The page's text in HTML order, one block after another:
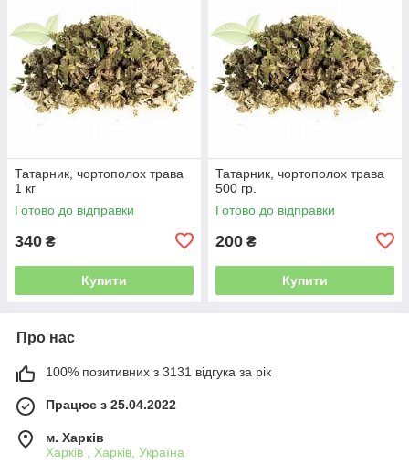
Татарник, чортополох трава
1 кг
Готово до відправки
340 ₴
Купити
Татарник, чортополох трава
500 гр.
Готово до відправки
200 ₴
Купити
Про нас
100% позитивних з 3131 відгука за рік
Працює з 25.04.2022
м. Харків
Харків , Харків, Україна